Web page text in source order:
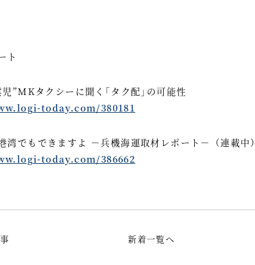
ト
児”MKタクシーに聞く｢タク配｣の可能性
today.com/380181
湾でもできますよ －兵機海運取材レポート－（連載中）
today.com/386662
新着一覧へ